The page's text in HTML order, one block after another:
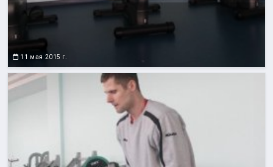
11 мая 2015 г.